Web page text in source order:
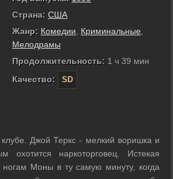
Страна: США
Жанр: Комедии Криминальные
Мелодрамы
Продолжительность: 1 ч 39 мин
Качество:
SD
Джой Теркс - мелкий воришка и
охотится наркоторговец. Истекая
Моны в ту самую минуту, когда